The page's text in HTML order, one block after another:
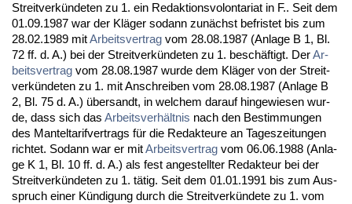
Streit­verkünde­ten zu 1. ein Re­dak­ti­ons­vo­lon­ta­ri­at in F.. Seit dem
01.09.1987 war der Kläger so­dann zunächst be­fris­tet bis zum
28.02.1989 mitAr­beits­ver­trag vom 28.08.1987 (An­la­ge B 1, Bl.
72 ff. d. A.) bei der Streit­verkünde­ten zu 1. beschäftigt. DerAr­
beits­ver­trag vom 28.08.1987 wur­de dem Kläger von der Streit­
verkünde­ten zu 1. mit An­schrei­ben vom 28.08.1987 (An­la­ge B
2, Bl. 75 d. A.) über­sandt, in wel­chem dar­auf hin­ge­wie­sen wur­
de, dass sich das Ar­beits­verhält­nis nach den Be­stim­mun­gen
des Man­tel­ta­rif­ver­trags für die Re­dak­teu­re an Ta­ges­zei­tun­gen
rich­tet. So­dann war er mitAr­beits­ver­trag vom 06.06.1988 (An­la­
ge K 1, Bl. 10 ff. d. A.) als fest an­ge­stell­ter Re­dak­teur bei der
Streit­verkünde­ten zu 1. tätig. Seit dem 01.01.1991 bis zum Aus­
spruch ei­ner Kündi­gung durch die Streit­verkünde­te zu 1. vom